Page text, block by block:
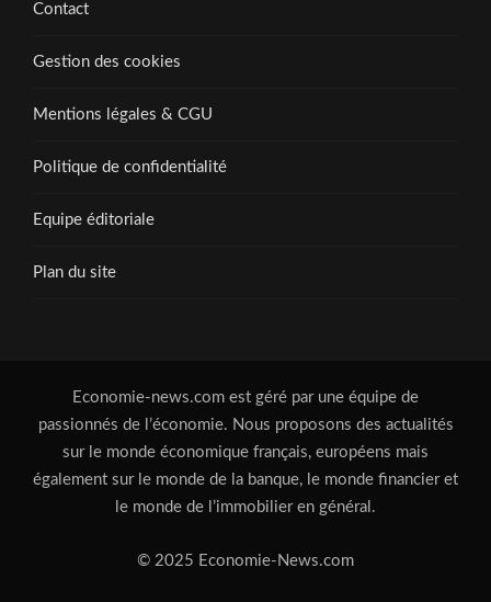
Contact
Gestion des cookies
Mentions légales & CGU
Politique de confidentialité
Equipe éditoriale
Plan du site
Economie-news.com est géré par une équipe de
passionnés de l’économie. Nous proposons des actualités
sur le monde économique français, européens mais
également sur le monde de la banque, le monde financier et
le monde de l’immobilier en général.
© 2025 Economie-News.com